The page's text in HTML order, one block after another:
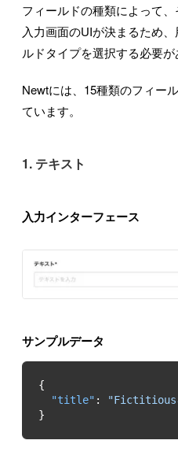
フィールドの種類によって
入力画面のUIが決まるため
ルドタイプを選択する必要が
Newtには、15種類のフィー
ています。
1. テキスト
入力インターフェース
サンプルデータ
"title" :
"Fictitiousを
}